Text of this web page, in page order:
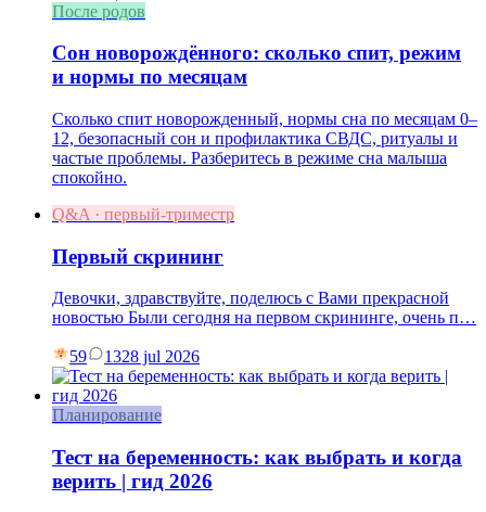
После родов
Сон новорождённого: сколько спит, режим
и нормы по месяцам
Сколько спит новорожденный, нормы сна по месяцам 0–
12, безопасный сон и профилактика СВДС, ритуалы и
частые проблемы. Разберитесь в режиме сна малыша
спокойно.
Q&A · первый-триместр
Первый скрининг
Девочки, здравствуйте, поделюсь с Вами прекрасной
новостью Были сегодня на первом скрининге, очень п…
59 1328 jul 2026
Планирование
Тест на беременность: как выбрать и когда
верить | гид 2026